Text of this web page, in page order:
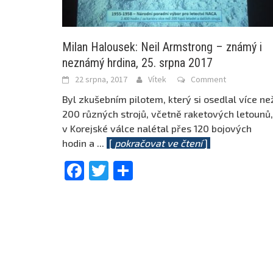
Milan Halousek: Neil Armstrong – známý i
neznámý hrdina, 25. srpna 2017
22 srpna, 2017 Vítek Comment
Byl zkušebním pilotem, který si osedlal více
200 různých strojů, včetně raketových letounů,
v Korejské válce nalétal přes 120 bojových
hodin a ... [ pokračovat ve čtení]
Facebook
Twitter